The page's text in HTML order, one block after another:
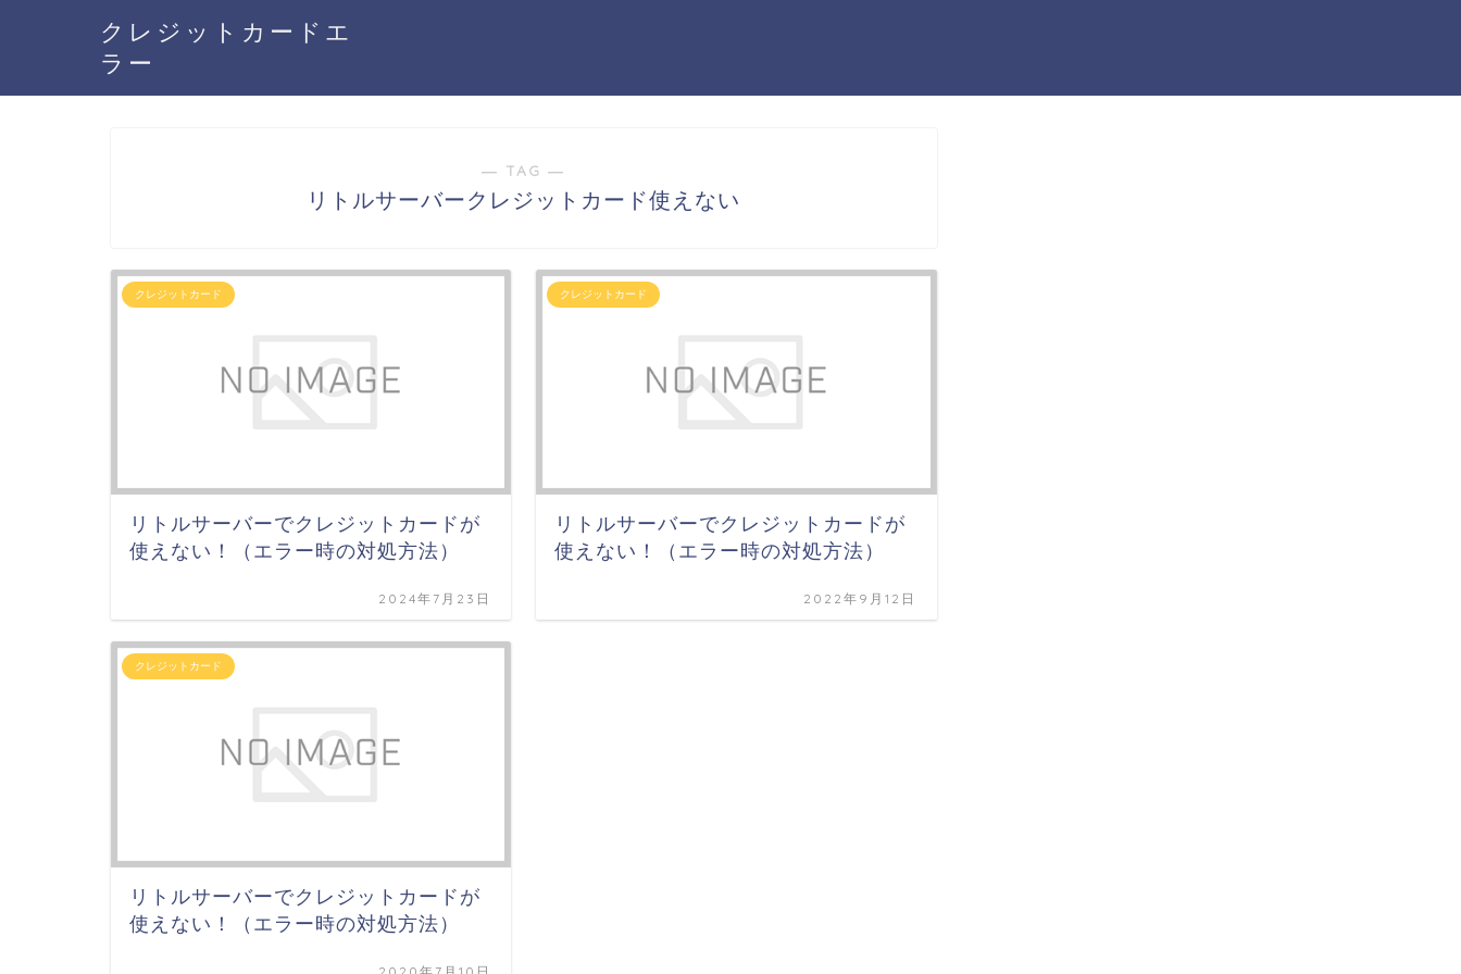
クレジットカードエ
ラー
― TAG ―
リトルサーバークレジットカード使えない
クレジットカード
リトルサーバーでクレジットカードが
使えない！（エラー時の対処方法）
2024年7月23日
クレジットカード
リトルサーバーでクレジットカードが
使えない！（エラー時の対処方法）
2022年9月12日
クレジットカード
リトルサーバーでクレジットカードが
使えない！（エラー時の対処方法）
2020年7月10日